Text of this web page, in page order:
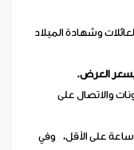
وشهادة الميلاد
بسعر العرض.
الكوبونات والاتصال على
يمكنك إلغاء الحجز قبل الميعاد المحدد بـ 24 ساعة على الأقل، وفي